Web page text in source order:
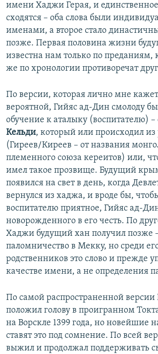
имени Хаджи Герая, и
сходятся – оба слова были
именами, а второе стало
позже. Первая половина жизни
известна нам только по преданиям,
же по хронологии противоречат
По версии, которая лично мне
вероятной, Гийяс ад-Дин смолоду
обучение к аталыку (воспитателю)
Кельди, который или происходил из
(Гиреев/Киреев – от названия
племенного союза кереитов) или,
имел такое прозвище. Будущий
появился на свет в день, когда
вернулся из хаджа, и вроде бы,
воспитателю приятное, Гийяс ад-
новорожденного в его честь. По
Хаджи будущий хан получил позже
паломничество в Мекку, но среди
родственников это слово и прежде
качестве имени, а не определения
По самой распространенной
положил голову в проигранном
на Ворскле 1399 года, но новейшие
ставят это под сомнение. По всей
выжил и продолжал поддерживать